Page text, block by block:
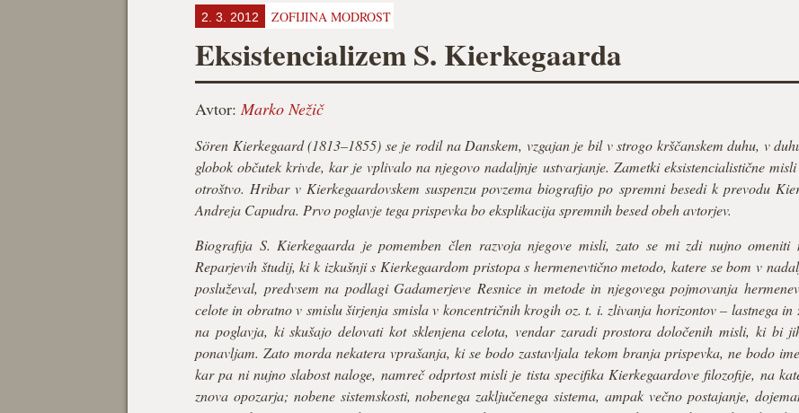
2. 3. 2012 ZOFIJINA MODROST
Eksistencializem S. Kierkegaarda
Avtor:Marko Nežič
Sören Kierkegaard (1813–1855) se je rodil na Danskem, vzgajan je bil v strogo krščanskem duhu, v
globok občutek krivde, kar je vplivalo na njegovo nadaljnje ustvarjanje. Zametki eksistencialistične
otroštvo. Hribar v Kierkegaardovskem suspenzu povzema biografijo po spremni besedi k prevodu
Andreja Capudra. Prvo poglavje tega prispevka bo eksplikacija spremnih besed obeh avtorjev.
Biografija S. Kierkegaarda je pomemben člen razvoja njegove misli, zato se mi zdi nujno omeniti
Reparjevih študij, ki k izkušnji s Kierkegaardom pristopa s hermenevtično metodo, katere se bom v
posluževal, predvsem na podlagi Gadamerjeve Resnice in metode in njegovega pojmovanja
celote in obratno v smislu širjenja smisla v koncentričnih krogih oz. t. i. zlivanja horizontov – lastnega in
na poglavja, ki skušajo delovati kot sklenjena celota, vendar zaradi prostora določenih misli, ki bi
ponavljam. Zato morda nekatera vprašanja, ki se bodo zastavljala tekom branja prispevka, ne bodo
kar pa ni nujno slabost naloge, namreč odprtost misli je tista specifika Kierkegaardove filozofije, na
znova opozarja; nobene sistemskosti, nobenega zaključenega sistema, ampak večno postajanje,